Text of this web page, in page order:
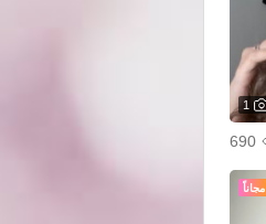
1
690
مجاناً